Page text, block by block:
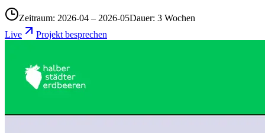
Zeitraum: 2026-04 – 2026-05Dauer: 3 Wochen
Live
Projekt besprechen